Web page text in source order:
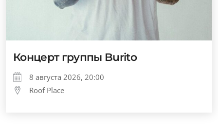
Концерт группы Burito
8 августа 2026, 20:00
Roof Place